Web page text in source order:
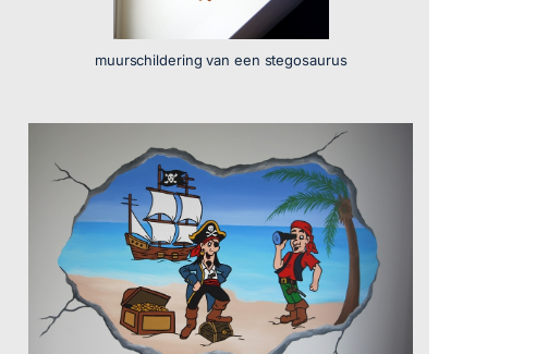
muurschildering van een stegosaurus